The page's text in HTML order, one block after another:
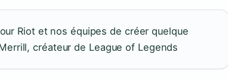
Riot et nos équipes de créer quelque
créateur de League of Legends